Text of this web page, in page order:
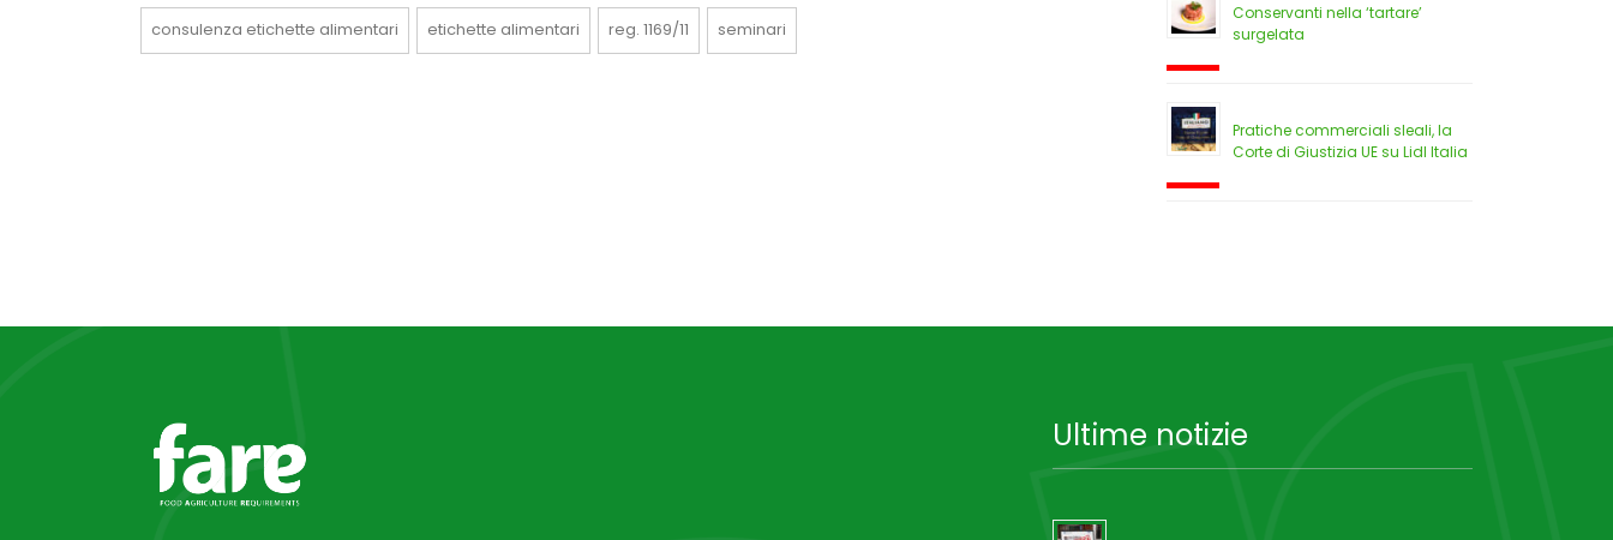
consulenza etichette alimentari etichette alimentari reg. 1169/11 seminari
Conservanti nella ‘tartare’
surgelata
Pratiche commerciali sleali, la
Corte di Giustizia UE su Lidl Italia
Ultime notizie